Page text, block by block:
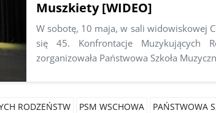
Muszkiety [WIDEO]
W sobotę, 10 maja, w sali widowiskowej
się 45. Konfrontacje Muzykujących
zorganizowała Państwowa Szkoła
RODZEŃSTW PSM WSCHOWA PAŃSTWOWA